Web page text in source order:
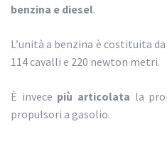
benzina e diesel.
L’unità a benzina è costituita
114 cavalli e 220 newton metri.
È invece più articolata la
propulsori a gasolio.